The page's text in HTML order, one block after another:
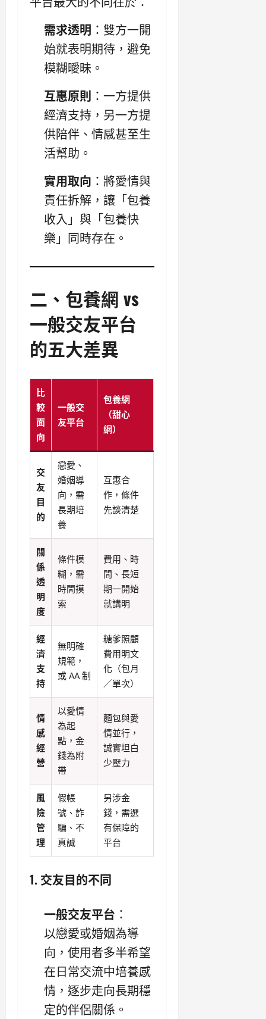
需求透明 ：雙方一開
始就表明期待，避免
模糊曖昧。
互惠原則 ：一方提供
經濟支持，另一方提
供陪伴、情感甚至生
活幫助。
實用取向 ：將愛情與
責任拆解，讓「包養
收入」與「包養快
樂」同時存在。
二、包養網 vs
一般交友平台
的五大差異
比
較
面
向
一般交
友平台
包養網
（甜心
網）
交
友
目
的
戀愛、
婚姻導
向，需
長期培
養
互惠合
作，條件
先談清楚
關
係
透
明
度
條件模
糊，需
時間摸
索
費用、時
間、長短
期一開始
就講明
經
濟
支
持
無明確
規範，
或 AA 制
糖爹照顧
費用明文
化（包月
／單次）
情
感
經
營
以愛情
為起
點，金
錢為附
帶
麵包與愛
情並行，
誠實坦白
少壓力
風
險
管
理
假帳
號、詐
騙、不
真誠
另涉金
錢，需選
有保障的
平台
1. 交友目的不同
一般交友平台 ：
以戀愛或婚姻為導
向，使用者多半希望
在日常交流中培養感
情，逐步走向長期穩
定的伴侶關係。